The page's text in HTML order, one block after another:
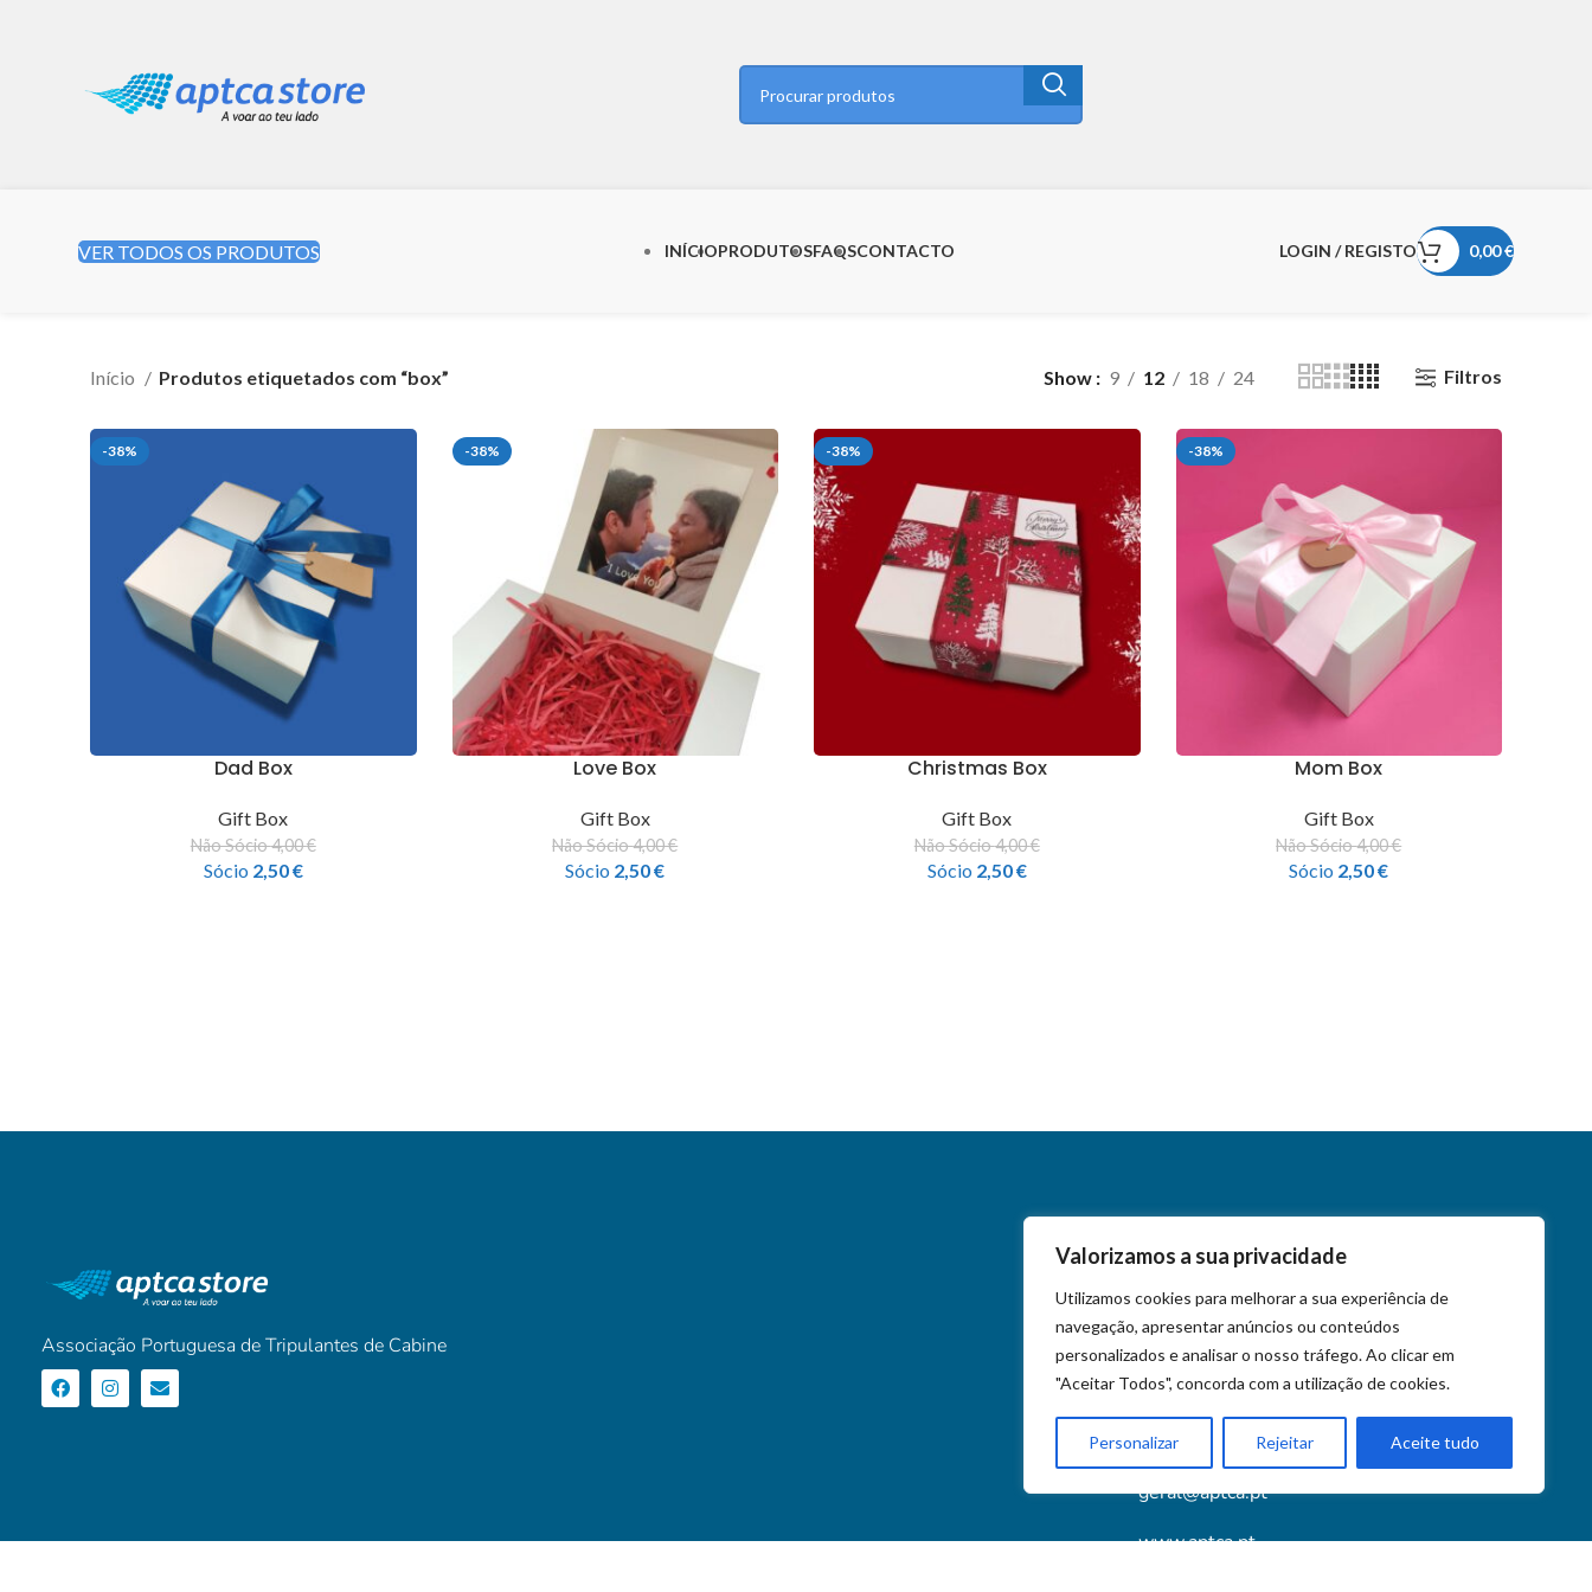
Valorizamos a sua privacidade
Utilizamos cookies para melhorar a sua experiência de
navegação, apresentar anúncios ou conteúdos
personalizados e analisar o nosso tráfego. Ao clicar em
"Aceitar Todos", concorda com a utilização de cookies.
Personalizar Rejeitar Aceite tudo
VER TODOS OS PRODUTOS INÍCIOPRODUTOSFAQSCONTACTO LOGIN / REGISTO 0,00€
Início Produtos etiquetados com “box” Show 9 12 18 24 Filtros
-38%
Dad Box
Gift Box
Não Sócio4,00€
Sócio 2,50€
-38%
Love Box
Gift Box
Não Sócio4,00€
Sócio 2,50€
-38%
Christmas Box
Gift Box
Não Sócio4,00€
Sócio 2,50€
-38%
Mom Box
Gift Box
Não Sócio4,00€
Sócio 2,50€
Associação Portuguesa de Tripulantes de Cabine
Contactos
+351 218 452 020
+351 939 572 023
Av. Almirante Gago Coutinho 90, 1749-039
Lisboa
geral@aptca.pt
www.aptca.pt